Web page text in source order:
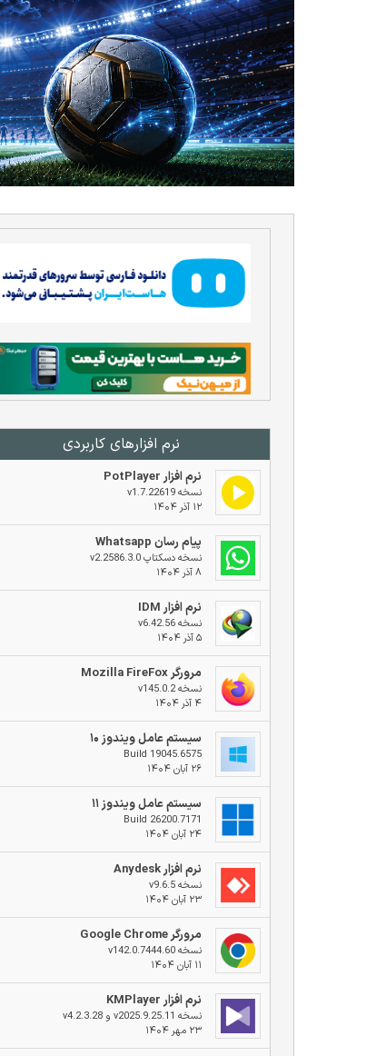
نرم افزار‌های کاربردی
نرم افزار PotPlayer
نسخه v1.7.22619
۱۲ آذر ۱۴۰۴
پیام رسان Whatsapp
نسخه دسکتاپ v2.2586.3.0
۸ آذر ۱۴۰۴
نرم افزار IDM
نسخه v6.42.56
۵ آذر ۱۴۰۴
مرورگر Mozilla FireFox
نسخه v145.0.2
۴ آذر ۱۴۰۴
سیستم عامل ویندوز ۱۰
Build 19045.6575
۲۶ آبان ۱۴۰۴
سیستم عامل ویندوز ۱۱
Build 26200.7171
۲۴ آبان ۱۴۰۴
نرم افزار Anydesk
نسخه v9.6.5
۲۳ آبان ۱۴۰۴
مرورگر Google Chrome
نسخه v142.0.7444.60
۱۱ آبان ۱۴۰۴
نرم افزار KMPlayer
نسخه v2025.9.25.11 و v4.2.3.28
۲۳ مهر ۱۴۰۴